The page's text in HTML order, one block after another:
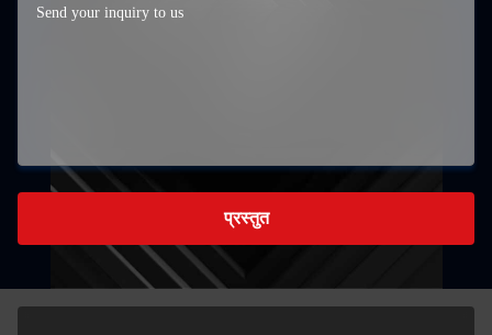
प्रस्तुत